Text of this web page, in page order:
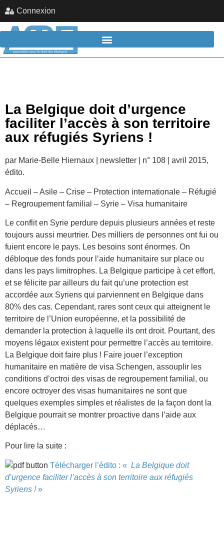
Connexion
La Belgique doit d’urgence
faciliter l’accès à son territoire
aux réfugiés Syriens !
par Marie-Belle Hiernaux | newsletter | n° 108 | avril 2015,
édito.
Accueil – Asile – Crise – Protection internationale – Réfugié
– Regroupement familial – Syrie – Visa humanitaire
Le conflit en Syrie perdure depuis plusieurs années et reste
toujours aussi meurtrier. Des milliers de personnes ont fui ou
fuient encore le pays. Les besoins sont énormes. On
débloque des fonds pour l’aide humanitaire sur place ou
dans les pays limitrophes. La Belgique participe à cet effort,
et se félicite par ailleurs du fait qu’une protection est
accordée aux Syriens qui parviennent en Belgique dans
80% des cas. Cependant, rares sont ceux qui atteignent le
territoire de l’Union européenne, et la possibilité de
demander la protection à laquelle ils ont droit. Pourtant, des
moyens légaux existent pour permettre l’accès au territoire.
La Belgique doit faire plus ! Faire jouer l’exception
humanitaire en matière de visa Schengen, assouplir les
conditions d’octroi des visas de regroupement familial, ou
encore octroyer des visas humanitaires ne sont que
quelques exemples simples et réalistes de la façon dont la
Belgique pourrait se montrer proactive dans l’aide aux
déplacés…
Pour lire la suite :
Télécharger l’édito : « La Belgique doit
d’urgence faciliter l’accès à son territoire aux réfugiés
Syriens !»